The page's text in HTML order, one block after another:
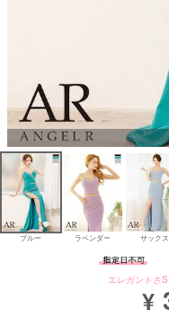
ブルー ラベンダー サックス
エレガントさ
¥